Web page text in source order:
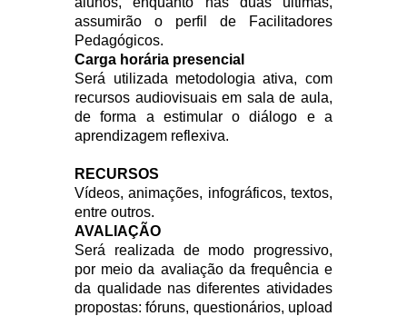
assumirão o perfil de Facilitadores
Pedagógicos.
Carga horária presencial
Será utilizada metodologia ativa, com
recursos audiovisuais em sala de aula,
de forma a estimular o diálogo e a
aprendizagem reflexiva.
RECURSOS
Vídeos, animações, infográficos, textos,
entre outros.
AVALIAÇÃO
Será realizada de modo progressivo,
por meio da avaliação da frequência e
da qualidade nas diferentes atividades
propostas: fóruns, questionários, upload